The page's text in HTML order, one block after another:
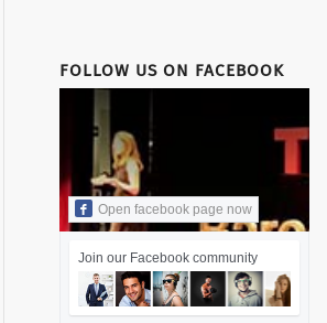
FOLLOW US ON FACEBOOK
Open facebook page now
Join our Facebook community